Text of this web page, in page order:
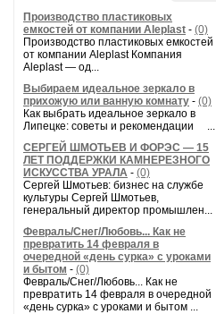
Производство пластиковых
емкостей от компании Aleplast - (0)
Производство пластиковых емкостей
от компании Aleplast Компания
Aleplast — од...
Выбираем идеальное зеркало в
прихожую или ванную комнату - (0)
Как выбрать идеальное зеркало в
Липецке: советы и рекомендации ...
СЕРГЕЙ ШМОТЬЕВ И ФОРЭС — 15
ЛЕТ ПОДДЕРЖКИ КАМНЕРЕЗНОГО
ИСКУССТВА УРАЛА - (0)
Сергей Шмотьев: бизнес на службе
культуры Сергей Шмотьев,
генеральный директор промышлен...
Февраль/Снег/Любовь... Как не
превратить 14 февраля в
очередной «день сурка» с уроками
и бытом - (0)
Февраль/Снег/Любовь... Как не
превратить 14 февраля в очередной
«день сурка» с уроками и бытом ...